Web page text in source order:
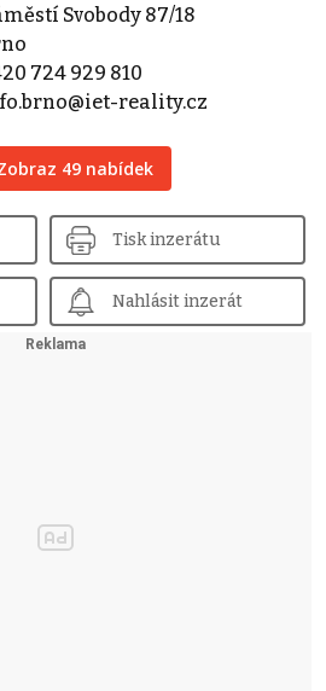
Svobody 87/18
724 929 810
reality.cz
49 nabídek
Tisk inzerátu
Nahlásit inzerát